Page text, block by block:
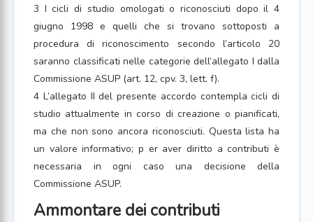
3 I cicli di studio omologati o riconosciuti dopo il 4
giugno 1998 e quelli che si trovano sottoposti a
procedura di riconoscimento secondo l’articolo 20
saranno classificati nelle categorie dell’allegato I dalla
Commissione ASUP (art. 12, cpv. 3, lett. f).
4 L’allegato II del presente accordo contempla cicli di
studio attualmente in corso di creazione o pianificati,
ma che non sono ancora riconosciuti. Questa lista ha
un valore informativo; p er aver diritto a contributi è
necessaria in ogni caso una decisione della
Commissione ASUP.
Ammontare dei contributi